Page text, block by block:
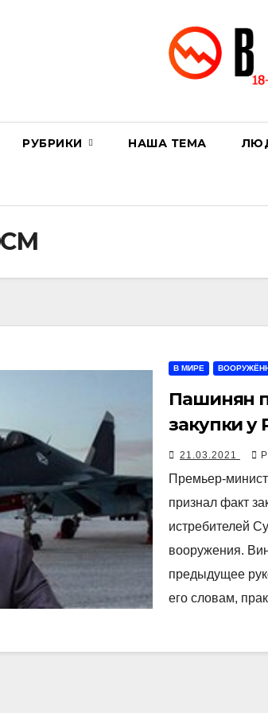
РУБРИКИ НАША ТЕМА
В МИРЕ
Пашинян
закупки у
ракетного
21.03.2021
Премьер-
признал факт
истребителей
вооружения.
предыдущее
его словам,